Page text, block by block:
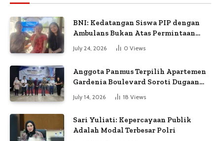
BNI: Kedatangan Siswa PIP dengan
Ambulans Bukan Atas Permintaan
July 24, 2026 0 Views
Anggota Panmus Terpilih Apartemen
Gardenia Boulevard Soroti Dugaan
Kejanggalan Voting
July 14, 2026 18 Views
Sari Yuliati: Kepercayaan Publik
Adalah Modal Terbesar Polri